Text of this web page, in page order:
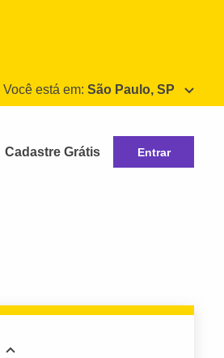
Você está em: São Paulo, SP
Cadastre Grátis Entrar